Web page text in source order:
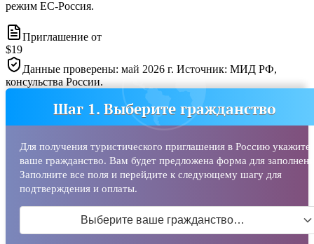
режим ЕС-Россия.
Приглашение от
$19
Данные проверены: май 2026 г. Источник: МИД РФ,
консульства России.
Шаг 1. Выберите гражданство
Для получения туристического приглашения в Россию укажите
ваше гражданство. Вам будет предложена форма для
Заполните все поля и перейдите к следующему шагу для
подтверждения и оплаты.
Выберите ваше гражданство…